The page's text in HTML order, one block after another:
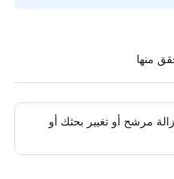
مرشح أو تغيير بحثك أو